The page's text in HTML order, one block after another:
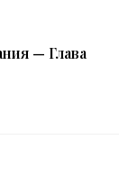
— Глава